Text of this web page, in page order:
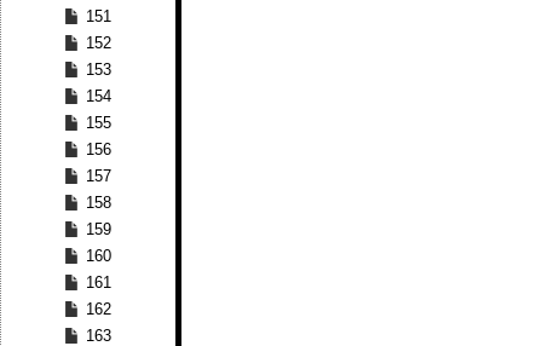
151
152
153
154
155
156
157
158
159
160
161
162
163